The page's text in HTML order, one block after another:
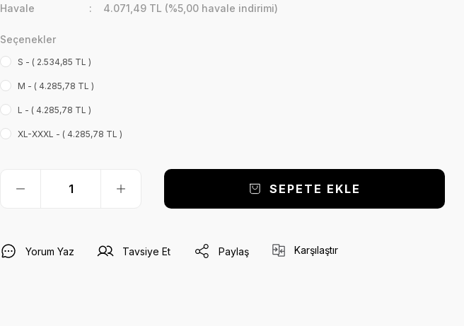
Havale
4.071,49 TL (%5,00 havale indirimi)
Seçenekler
S - ( 2.534,85 TL )
M - ( 4.285,78 TL )
L - ( 4.285,78 TL )
XL-XXXL - ( 4.285,78 TL )
SEPETE EKLE
Yorum Yaz Tavsiye Et Paylaş Karşılaştır